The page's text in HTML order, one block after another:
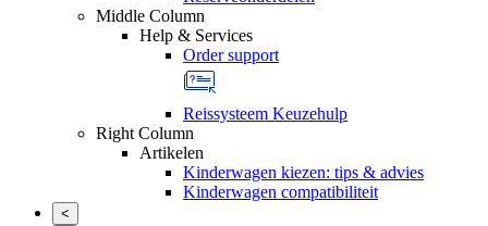
Middle Column
Help & Services
Order support
Reissysteem Keuzehulp
Right Column
Artikelen
Kinderwagen kiezen: tips & advies
Kinderwagen compatibiliteit
<